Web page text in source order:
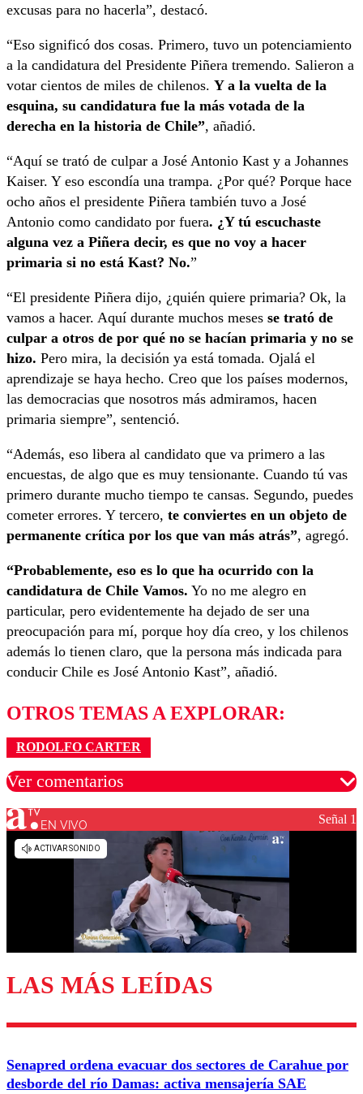
excusas para no hacerla”, destacó.
“Eso significó dos cosas. Primero, tuvo un potenciamiento
a la candidatura del Presidente Piñera tremendo. Salieron a
votar cientos de miles de chilenos. Y a la vuelta de la
esquina, su candidatura fue la más votada de la
derecha en la historia de Chile”, añadió.
“Aquí se trató de culpar a José Antonio Kast y a Johannes
Kaiser. Y eso escondía una trampa. ¿Por qué? Porque hace
ocho años el presidente Piñera también tuvo a José
Antonio como candidato por fuera. ¿Y tú escuchaste
alguna vez a Piñera decir, es que no voy a hacer
primaria si no está Kast? No.”
“El presidente Piñera dijo, ¿quién quiere primaria? Ok, la
vamos a hacer. Aquí durante muchos meses se trató de
culpar a otros de por qué no se hacían primaria y no se
hizo. Pero mira, la decisión ya está tomada. Ojalá el
aprendizaje se haya hecho. Creo que los países modernos,
las democracias que nosotros más admiramos, hacen
primaria siempre”, sentenció.
“Además, eso libera al candidato que va primero a las
encuestas, de algo que es muy tensionante. Cuando tú vas
primero durante mucho tiempo te cansas. Segundo, puedes
cometer errores. Y tercero, te conviertes en un objeto de
permanente crítica por los que van más atrás”, agregó.
“Probablemente, eso es lo que ha ocurrido con la
candidatura de Chile Vamos. Yo no me alegro en
particular, pero evidentemente ha dejado de ser una
preocupación para mí, porque hoy día creo, y los chilenos
además lo tienen claro, que la persona más indicada para
conducir Chile es José Antonio Kast”, añadió.
OTROS TEMAS A EXPLORAR:
RODOLFO CARTER
Ver comentarios
Los comentarios son moderados para garantizar un
diálogo respetuoso.
Enviar comentario
EN VIVO Señal 1
LAS MÁS LEÍDAS
Senapred ordena evacuar dos sectores de Carahue por
desborde del río Damas: activa mensajería SAE